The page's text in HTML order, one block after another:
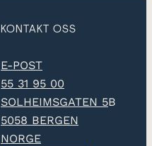
KONTAKT OSS
E-POST
55 31 95 00
SOLHEIMSGATEN 5B
5058 BERGEN
NORGE